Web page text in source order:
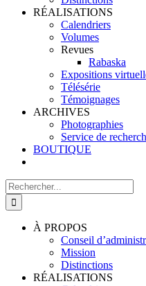
RÉALISATIONS
Calendriers
Volumes
Revues
Rabaska
Expositions
Télésérie
Témoignages
ARCHIVES
Photographies
Service de
BOUTIQUE
Rechercher:
À PROPOS
Conseil
Mission
Distinctions
RÉALISATIONS